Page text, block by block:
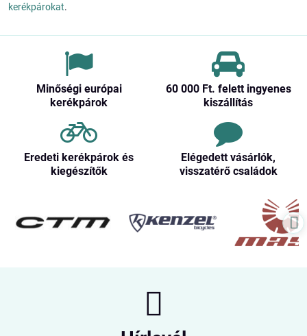
kerékpárokat.
Minőségi európai
kerékpárok
60 000 Ft​. felett ingyenes
kiszállítás
Eredeti kerékpárok és
kiegészítők
Elégedett vásárlók,
visszatérő családok